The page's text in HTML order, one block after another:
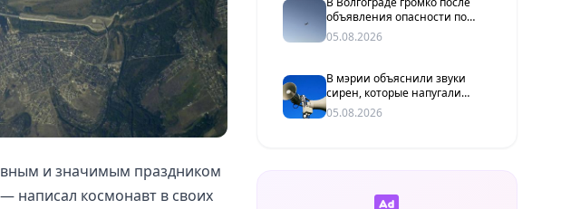
и значимым праздником
космонавт в своих
объявления опасности по
БПЛА
05.08.2026
В мэрии объяснили звуки
сирен, которые напугали
волгоградцев
05.08.2026